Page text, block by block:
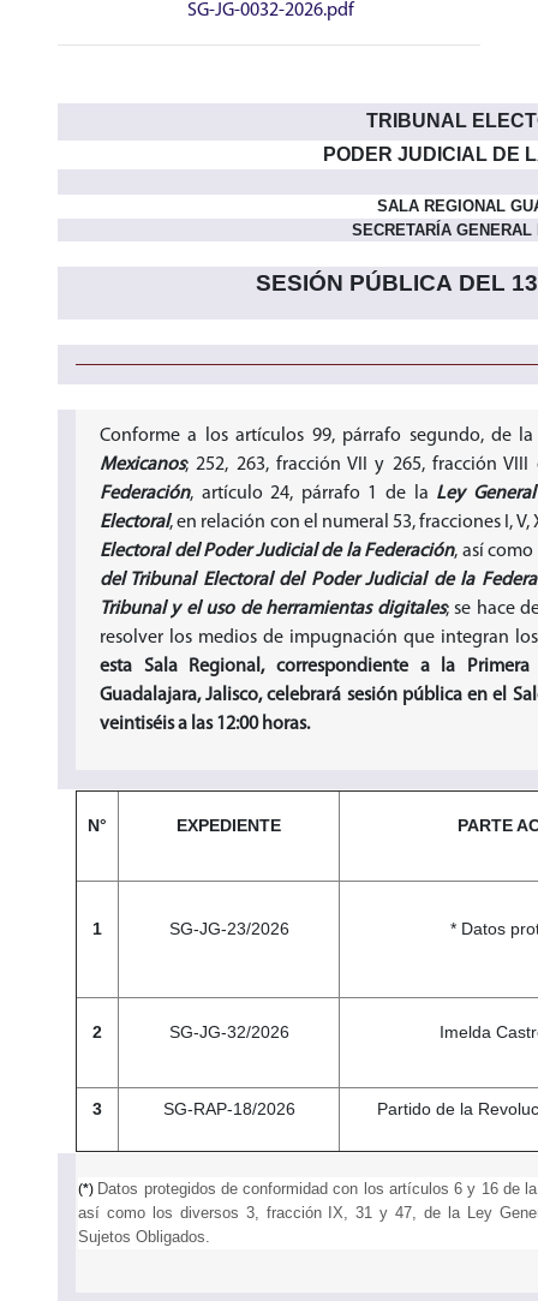
SG-JG-0032-2026.pdf
TRIBUNAL
PODER JUDICIAL DE
SALA REGIONAL
SECRETARÍA GENERAL
SESIÓN PÚBLICA DEL
Conforme a los artículos 99, párrafo segundo, de
Mexicanos; 252, 263, fracción VII y 265, fracción
Federación, artículo 24, párrafo 1 de la Ley
Electoral, en relación con el numeral 53, fracciones I, V,
Electoral del Poder Judicial de la Federación, así
del Tribunal Electoral del Poder Judicial de la
Tribunal y el uso de herramientas digitales; se hace
resolver los medios de impugnación que integran
esta Sala Regional, correspondiente a la
Guadalajara, Jalisco, celebrará sesión pública en el
veintiséis a las 12:00 horas.
N° EXPEDIENTE PARTE
1 SG-JG-23/2026 * Datos
2 SG-JG-32/2026 Imelda
3 SG-RAP-18/2026 Partido de la
(*) Datos protegidos de conformidad con los artículos 6 y 16 de
así como los diversos 3, fracción IX, 31 y 47, de la Ley
Sujetos Obligados.